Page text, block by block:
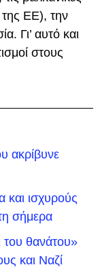
της ΕΕ), την
Γι’ αυτό και
στους
ακρίβυνε
και ισχυρούς
σήμερα
του θανάτου»
και Ναζί